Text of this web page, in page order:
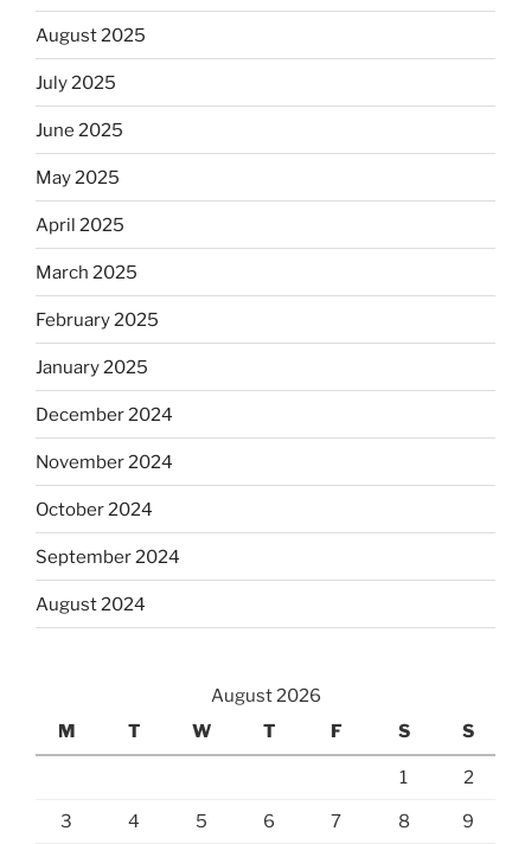
August 2025
July 2025
June 2025
May 2025
April 2025
March 2025
February 2025
January 2025
December 2024
November 2024
October 2024
September 2024
August 2024
August 2026
M
T W T F S S
1 2
3 4 5 6 7 8 9